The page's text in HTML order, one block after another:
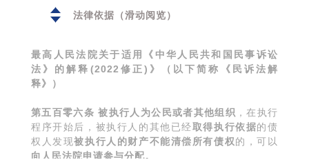
法律依据（滑动阅览）
最高人民法院关于适用《中华人民共和国民事诉讼
法》的解释(2022修正)》（以下简称《民诉法解
释》）
第五百零六条被执行人为公民或者其他组织 ，在执行
程序开始后，被执行人的其他已经取得执行依据的债
权人发现被执行人的财产不能清偿所有债权的，可以
向人民法院申请参与分配。